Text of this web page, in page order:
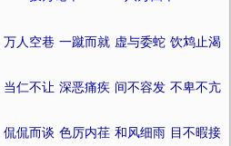
万人空巷 一蹴而就 虚与委蛇 饮鸩止渴
当仁不让 深恶痛疾 间不容发 不卑不亢
侃侃而谈 色厉内荏 和风细雨 目不暇接